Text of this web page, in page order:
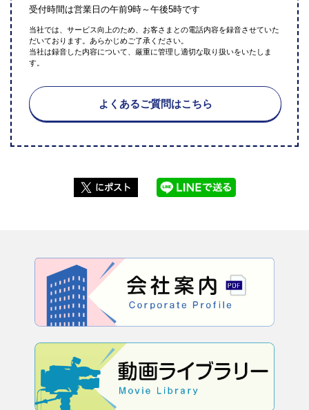
受付時間は営業日の午前9時～午後5時です
当社では、サービス向上のため、お客さまとの電話内容を録音させていた
だいております。あらかじめご了承ください。
当社は録音した内容について、厳重に管理し適切な取り扱いをいたしま
す。
よくあるご質問はこちら